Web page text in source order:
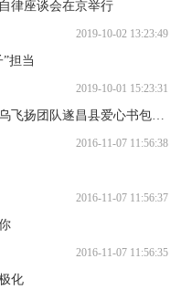
律座谈会在京举行
2019-10-02 13:23:49
担当
2019-10-01 15:23:31
义乌新光汇携手乐之翼和中国人寿义乌飞扬团队遂昌县爱心书包捐赠活动圆满结束
2016-11-07 11:56:38
2016-11-07 11:56:37
2016-11-07 11:56:35
化